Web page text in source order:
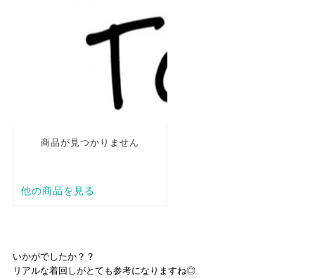
いかがでしたか？？
リアルな着回しがとても参考になりますね◎